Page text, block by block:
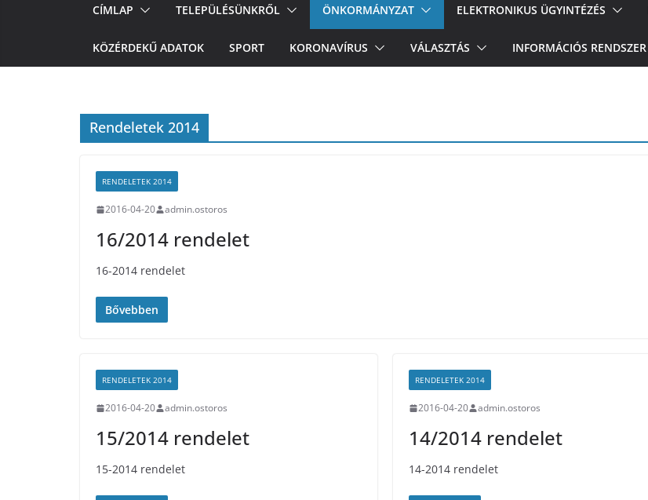
CÍMLAP TELEPÜLÉSÜNKRŐL ÖNKORMÁNYZAT ELEKTRONIKUS ÜGYINTÉZÉS
KÖZÉRDEKŰ ADATOK SPORT KORONAVÍRUS VÁLASZTÁS INFORMÁCIÓS RENDSZER
Rendeletek 2014
RENDELETEK 2014
2016-04-20 admin.ostoros
16/2014 rendelet
16-2014 rendelet
Bővebben
RENDELETEK 2014
2016-04-20 admin.ostoros
15/2014 rendelet
15-2014 rendelet
RENDELETEK 2014
2016-04-20 admin.ostoros
14/2014 rendelet
14-2014 rendelet